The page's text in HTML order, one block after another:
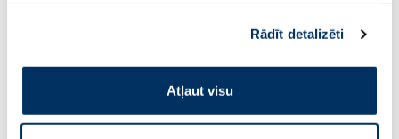
pakalpojumus. Ja piekrītat šo papildu sīkdatņu
izmantošanai, lūdzu, atzīmējiet savu izvēli:
Rādīt detalizēti
Atļaut visu
-60% -60%